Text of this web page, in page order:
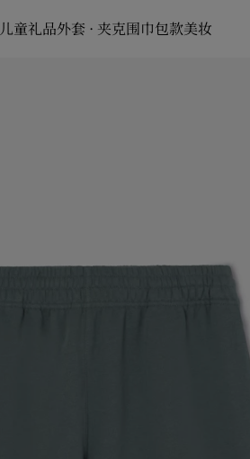
儿童礼品外套 · 夹克围巾包款美妆